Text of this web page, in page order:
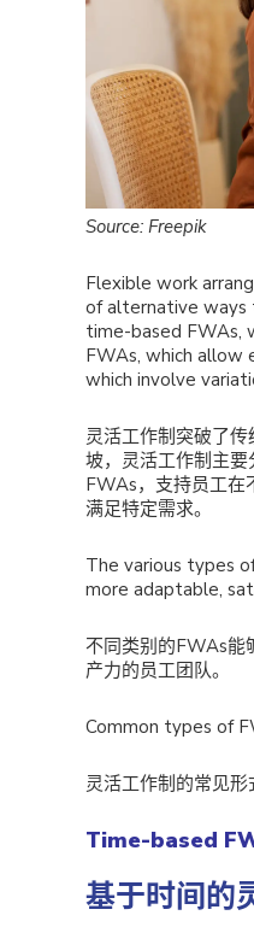
Source: Freepik
Flexible work
of alternative ways
time-based FWAs,
FWAs, which allow
which involve
灵活工作制突破了
坡，灵活工作制主
FWAs，支持员工在
满足特定需求。
The various types
more adaptable,
不同类别的FWAs能
产力的员工团队。
Common types of
灵活工作制的常见形
Time-based
基于时间的